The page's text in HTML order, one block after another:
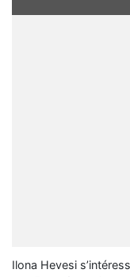
Ilona Hevesi